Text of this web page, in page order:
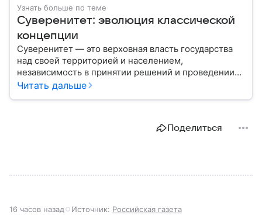
Узнать больше по теме
Суверенитет: эволюция классической
концепции
Суверенитет — это верховная власть государства
над своей территорией и населением,
независимость в принятии решений и проведении
внешней политики.
Читать дальше
Поделиться
16 часов назад Источник: Российская газета